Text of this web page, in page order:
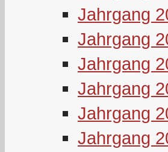
Jahrgang
Jahrgang
Jahrgang
Jahrgang
Jahrgang
Jahrgang